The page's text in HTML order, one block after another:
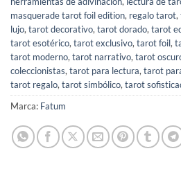
masquerade tarot foil edition, regalo tarot,
lujo,tarot decorativo,tarot dorado,tarot
tarot esotérico,tarot exclusivo,tarot foil,
tarot moderno,tarot narrativo,tarot
coleccionistas,tarot para lectura,tarot
tarot regalo,tarot simbólico,tarot
Marca: Fatum